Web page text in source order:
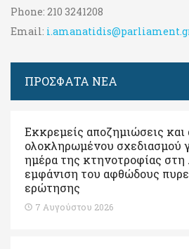
Phone: 210 3241208
Email:
ΠΡΟΣΦΑΤΑ ΝΕΑ
Εκκρεμείς αποζημιώσεις
ολοκληρωμένου σχεδιασμού
ημέρα της κτηνοτροφίας
εμφάνιση του αφθώδους
ερώτησης
7 Αυγούστου 2026